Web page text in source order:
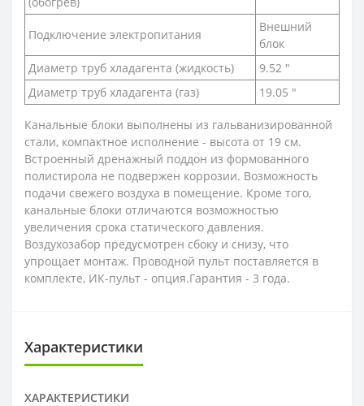
Подключение электропитания
Внешний
блок
Диаметр труб хладагента (жидкость)
9.52 "
Диаметр труб хладагента (газ)
19.05 "
Канальные блоки выполнены из гальванизированной
стали, компактное исполнение - высота от 19 см.
Встроенный дренажный поддон из формованного
полистирола не подвержен коррозии. Возможность
подачи свежего воздуха в помещение. Кроме того,
канальные блоки отличаются возможностью
увеличения срока статического давления.
Воздухозабор предусмотрен сбоку и снизу, что
упрощает монтаж. Проводной пульт поставляется в
комплекте, ИК-пульт - опция.Гарантия - 3 года.
Характеристики
ХАРАКТЕРИСТИКИ